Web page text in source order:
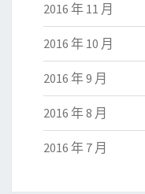
2016 年 11 月
2016 年 10 月
2016 年 9 月
2016 年 8 月
2016 年 7 月